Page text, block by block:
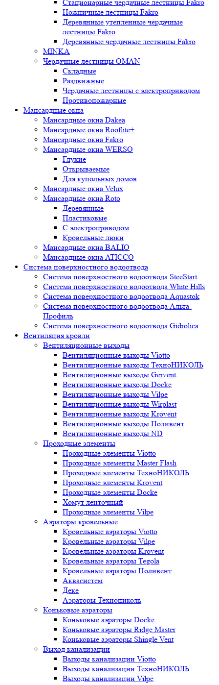
Стационарные чердачные лестницы Fakro
Ножничные лестницы Fakro
Деревянные утепленные чердачные
лестницы Fakro
Деревянные чердачные лестницы Fakro
MINKA
Чердачные лестницы OMAN
Складные
Раздвижные
Чердачные лестницы с электроприводом
Противопожарные
Мансардные окна
Мансардные окна Dakea
Мансардные окна Rooflite+
Мансардные окна Fakro
Мансардные окна WERSO
Глухие
Открываемые
Для купольных домов
Мансардные окна Velux
Мансардные окна Roto
Деревянные
Пластиковые
С электроприводом
Кровельные люки
Мансардные окна BALIO
Мансардные окна ATICCO
Система поверхностного водоотвода
Система поверхностного водоотвода SteeStart
Система поверхностного водоотвода White Hills
Система поверхностного водоотвода Aquastok
Система поверхностного водоотвода Альта-
Профиль
Система поверхностного водоотвода Gidrolica
Вентиляция кровли
Вентиляционные выходы
Вентиляционные выходы Viotto
Вентиляционные выходы ТехноНИКОЛЬ
Вентиляционные выходы Gervent
Вентиляционные выходы Docke
Вентиляционные выходы Vilpe
Вентиляционные выходы Wirplast
Вентиляционные выходы Krovent
Вентиляционные выходы Поливент
Вентиляционные выходы ND
Проходные элементы
Проходные элементы Viotto
Проходные элементы Master Flash
Проходные элементы ТехноНИКОЛЬ
Проходные элементы Krovent
Проходные элементы Docke
Хомут ленточный
Проходные элементы Vilpe
Аэраторы кровельные
Кровельные аэраторы Viotto
Кровельные аэраторы Vilpe
Кровельные аэраторы Krovent
Кровельные аэраторы Tegola
Кровельные аэраторы Поливент
Аквасистем
Деке
Аэраторы Технониколь
Коньковые аэраторы
Коньковые аэраторы Docke
Коньковые аэраторы Ridge Master
Коньковые аэраторы Shingle Vent
Выход канализации
Выходы канализации Viotto
Выходы канализации ТехноНИКОЛЬ
Выходы канализации Vilpe